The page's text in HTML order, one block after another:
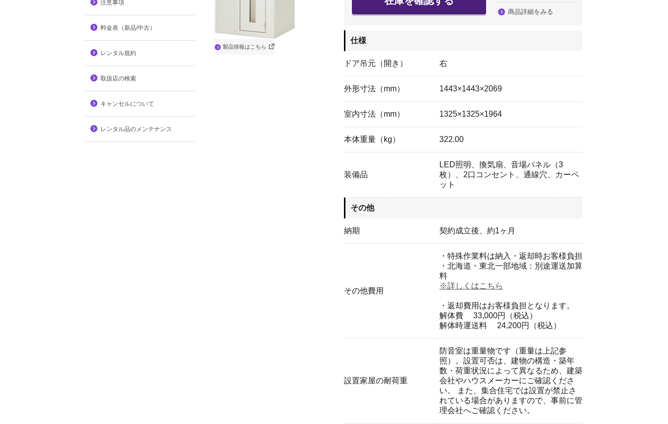
製品情報はこちら
商品詳細をみる
仕様
ドア吊元（開き） 右
外形寸法（mm） 1443×1443×2069
室内寸法（mm） 1325×1325×1964
本体重量（kg） 322.00
装備品
LED照明、換気扇、音場パネル（3
枚）、2口コンセント、通線穴、カーペ
ット
その他
納期 契約成立後、約1ヶ月
その他費用
・特殊作業料は納入・返却時お客様負担
・北海道・東北一部地域：別途運送加算
料
※詳しくはこちら
・返却費用はお客様負担となります。
解体費 33,000円（税込）
解体時運送料 24,200円（税込）
設置家屋の耐荷重
防音室は重量物です（重量は上記参
照）。設置可否は、建物の構造・築年
数・荷重状況によって異なるため、建築
会社やハウスメーカーにご確認くださ
い。 また、集合住宅では設置が禁止さ
れている場合がありますので、事前に管
理会社へご確認ください。
注意事項
料金表（新品/中古）
レンタル規約
取扱店の検索
キャンセルについて
レンタル品のメンテナンス